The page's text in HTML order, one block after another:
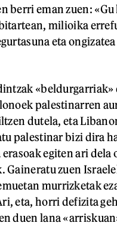
berri eman zuen: «Gu
milioika
eta
«beldurgarriak»
palestinarren
dutela, eta
palestinar bizi dira
egiten ari dela
Gaineratu zuen
murrizketak
eta, horri defizita
duen lana